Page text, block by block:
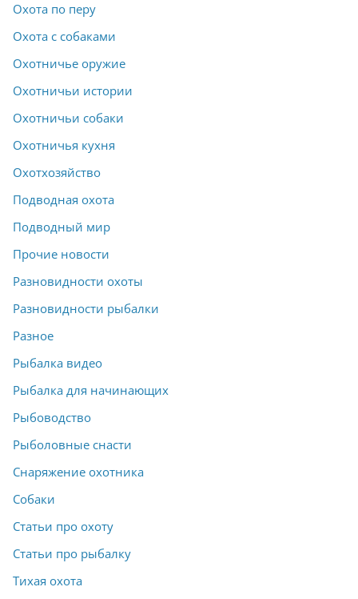
Охота по перу
Охота с собаками
Охотничье оружие
Охотничьи истории
Охотничьи собаки
Охотничья кухня
Охотхозяйство
Подводная охота
Подводный мир
Прочие новости
Разновидности охоты
Разновидности рыбалки
Разное
Рыбалка видео
Рыбалка для начинающих
Рыбоводство
Рыболовные снасти
Снаряжение охотника
Собаки
Статьи про охоту
Статьи про рыбалку
Тихая охота